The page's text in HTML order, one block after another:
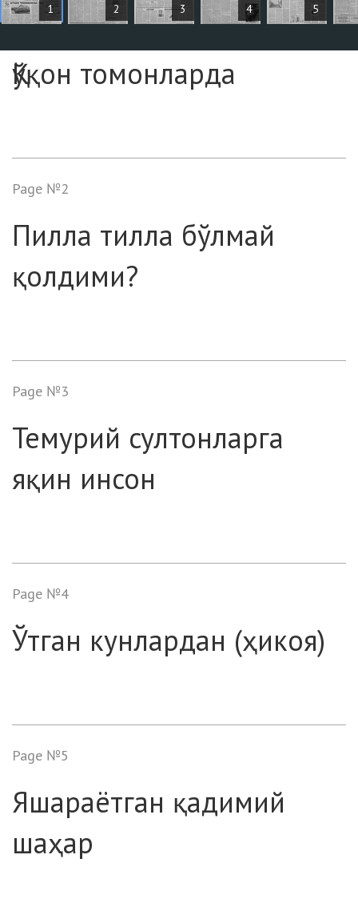
1 2 3 4 5
Page №1
Қўқон томонларда
Page №2
Пилла тилла бўлмай
қолдими?
Page №3
Темурий султонларга
яқин инсон
Page №4
Ўтган кунлардан (ҳикоя)
Page №5
Яшараётган қадимий
шаҳар